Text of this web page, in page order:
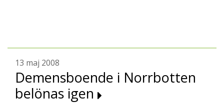
13 maj 2008
Demensboende i Norrbotten
belönas igen